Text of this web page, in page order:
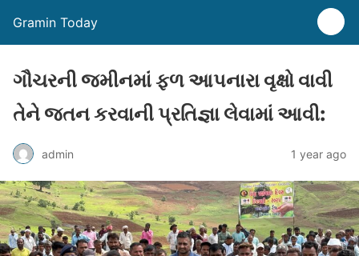
Gramin Today
ગૌચરની જમીનમાં ફળ આપનારા વૃક્ષો વાવી
તેને જતન કરવાની પ્રતિજ્ઞા લેવામાં આવી:
admin 1 year ago